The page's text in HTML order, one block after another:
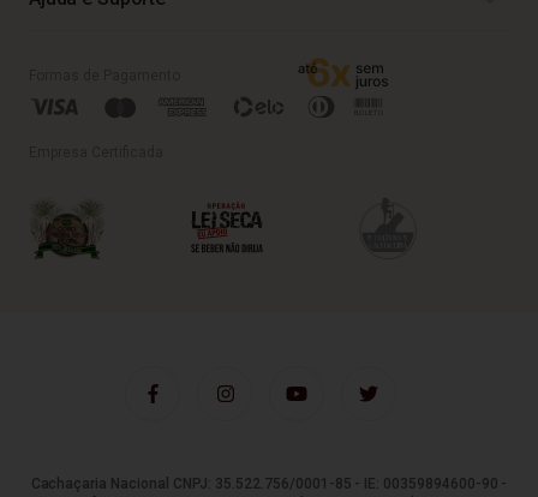
Cachaçaria Nacional CNPJ: 35.522.756/0001-85 - IE: 00359894600-90 -